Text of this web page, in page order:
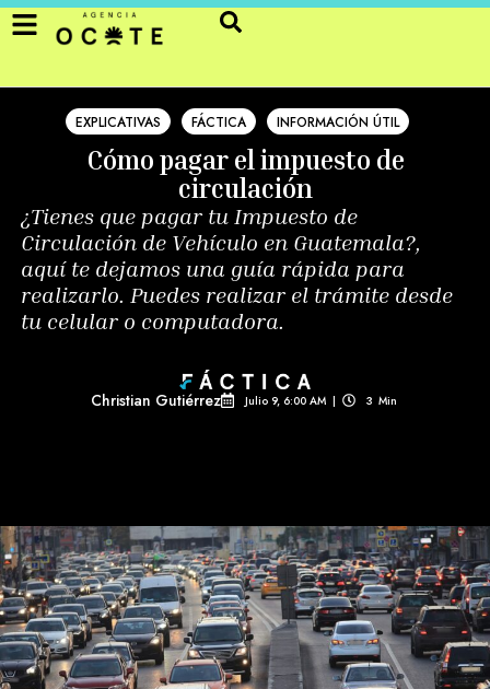
EXPLICATIVAS FÁCTICA INFORMACIÓN ÚTIL
Cómo pagar el impuesto de
circulación
¿Tienes que pagar tu Impuesto de
Circulación de Vehículo en Guatemala?,
aquí te dejamos una guía rápida para
realizarlo. Puedes realizar el trámite desde
tu celular o computadora.
Christian Gutiérrez Julio 9, 6:00 AM | 3 Min